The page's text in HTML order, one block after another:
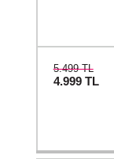
5.499 TL
4.999 TL